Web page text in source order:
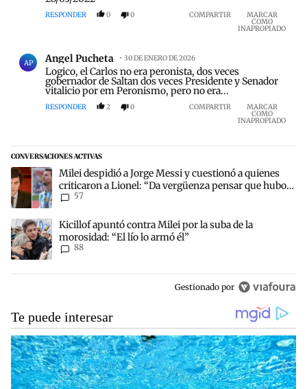
RESPONDER 0 0 COMPARTIR MARCAR
COMO
INAPROPIADO
AP Angel Pucheta 30 DE ENERO DE 2026
Logico, el Carlos no era peronista, dos veces
gobernador de Saltan dos veces Presidente y Senador
vitalicio por em Peronismo, pero no era...
RESPONDER 2 0 COMPARTIR MARCAR
COMO
INAPROPIADO
CONVERSACIONES ACTIVAS
Este listado muestra los artículos con más comentarios en los
Un artículo de tendencia con el título "Milei despidió a Jorge
Milei despidió a Jorge Messi y cuestionó a quienes
criticaron a Lionel: “Da vergüenza pensar que hubo
anti-Messi”
57
Un artículo de tendencia con el título "Kicillof apuntó contra Milei
Kicillof apuntó contra Milei por la suba de la
morosidad: “El lío lo armó él”
88
Gestionado por